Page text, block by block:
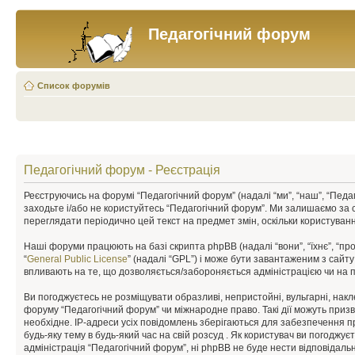
Педагогічний форум
Список форумів
Педагогічний форум - Реєстрація
Реєструючись на форумі “Педагогічний форум” (надалі “ми”, “наш”,
заходьте і/або не користуйтесь “Педагогічний форум”. Ми залишаємо
переглядати періодично цей текст на предмет змін, оскільки
Наші форуми працюють на базі скрипта phpBB (надалі “вони”, “їхнє”,
“General Public License” (надалі “GPL”) і може бути завантаженим з сайту
впливають на те, що дозволяється/забороняється адміністрацією чи на
Ви погоджуєтесь не розміщувати образливі, непристойні, вульгарні,
форуму “Педагогічний форум” чи міжнародне право. Такі дії можуть
необхідне. IP-адреси усіх повідомлень зберігаються для
будь-яку тему в будь-який час на свій розсуд . Як користувач ви
адміністрація “Педагогічний форум”, ні phpBB не буде нести